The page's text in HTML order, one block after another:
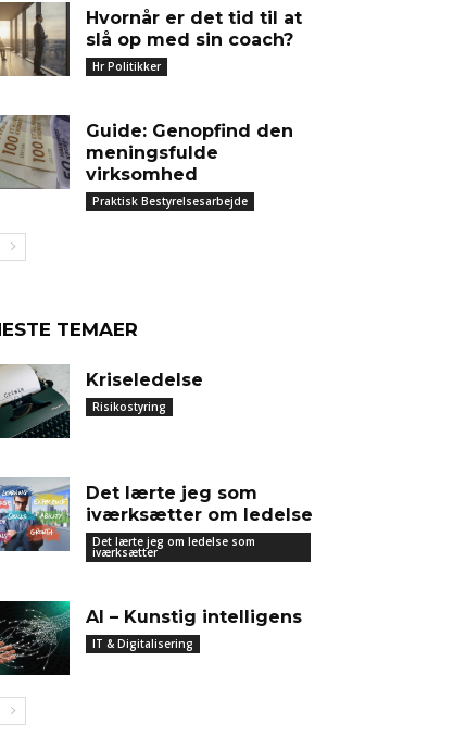
Hvornår er det tid til at
slå op med sin coach?
Hr Politikker
Guide: Genopfind den
meningsfulde
virksomhed
Praktisk Bestyrelsesarbejde
TEMAER
Kriseledelse
Risikostyring
Det lærte jeg som
iværksætter om ledelse
Det lærte jeg om ledelse som
iværksætter
AI – Kunstig intelligens
IT & Digitalisering